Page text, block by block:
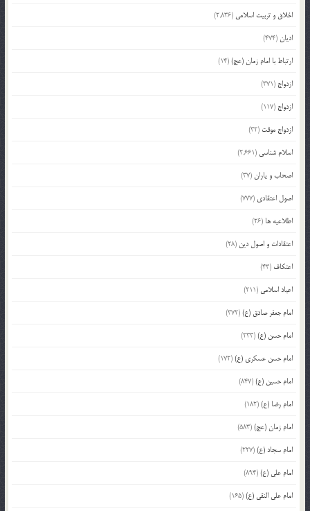
اخلاق و تربیت اسلامی (2,836)
ادیان(474)
ارتباط با امام زمان (عج)(14)
ازدواج (371)
ازدواج (117)
ازدواج موقت (32)
اسلام شناسی (2,661)
اصحاب و یاران(37)
اصول اعتقادی (777)
اطلاعیه ها (26)
اعتقادات و اصول دین (28)
اعتکاف (43)
اعیاد اسلامی (211)
امام جعفر صادق (ع)(372)
امام حسن (ع)(233)
امام حسن عسکری (ع)(172)
امام حسین (ع)(847)
امام رضا (ع)(182)
امام زمان (عج)(583)
امام سجاد (ع)(227)
امام علی (ع)(894)
امام علی النقی (ع)(165)